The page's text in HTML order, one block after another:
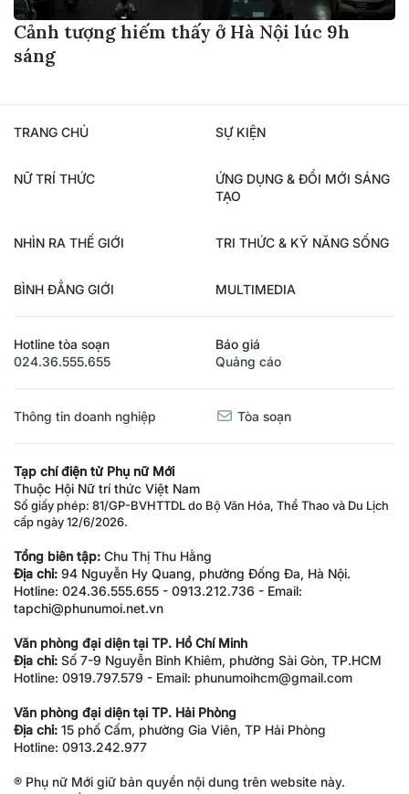
Cảnh tượng hiếm thấy ở Hà Nội lúc 9h
sáng
TRANG CHỦ SỰ KIỆN
NỮ TRÍ THỨC
ỨNG DỤNG & ĐỔI MỚI SÁNG
TẠO
NHÌN RA THẾ GIỚI TRI THỨC & KỸ NĂNG SỐNG
BÌNH ĐẲNG GIỚI MULTIMEDIA
Hotline tòa soạn
024.36.555.655
Báo giá
Quảng cáo
Thông tin doanh nghiệp Tòa soạn
Tạp chí điện tử Phụ nữ Mới
Thuộc Hội Nữ trí thức Việt Nam
Số giấy phép: 81/GP-BVHTTDL do Bộ Văn Hóa, Thể Thao và Du Lịch
cấp ngày 12/6/2026.
Tổng biên tập: Chu Thị Thu Hằng
Địa chỉ: 94 Nguyễn Hy Quang, phường Đống Đa, Hà Nội.
Hotline: 024.36.555.655 - 0913.212.736 - Email:
tapchi@phunumoi.net.vn
Văn phòng đại diện tại TP. Hồ Chí Minh
Địa chỉ: Số 7-9 Nguyễn Bỉnh Khiêm, phường Sài Gòn, TP.HCM
Hotline: 0919.797.579 - Email: phunumoihcm@gmail.com
Văn phòng đại diện tại TP. Hải Phòng
Địa chỉ: 15 phố Cấm, phường Gia Viên, TP Hải Phòng
Hotline: 0913.242.977
® Phụ nữ Mới giữ bản quyền nội dung trên website này.